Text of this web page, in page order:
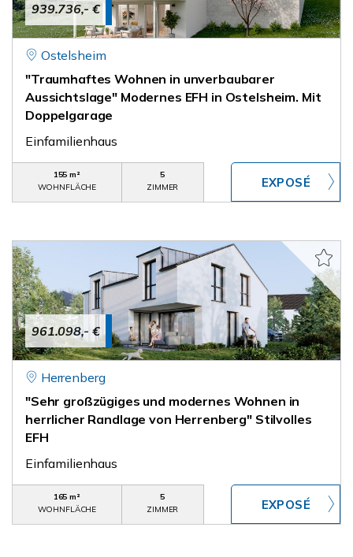
939.736,- €
Ostelsheim
"Traumhaftes Wohnen in unverbaubarer
Aussichtslage" Modernes EFH in Ostelsheim. Mit
Doppelgarage
Einfamilienhaus
155 m²
WOHNFLÄCHE
5
ZIMMER
961.098,- €
Herrenberg
"Sehr großzügiges und modernes Wohnen in
herrlicher Randlage von Herrenberg" Stilvolles
EFH
Einfamilienhaus
165 m²
WOHNFLÄCHE
5
ZIMMER